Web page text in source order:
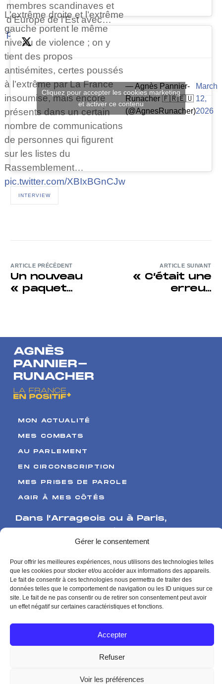
Gérer le consentement
Pour offrir les meilleures expériences, nous utilisons des technologies telles
que les cookies pour stocker et/ou accéder aux informations des appareils.
Le fait de consentir à ces technologies nous permettra de traiter des
données telles que le comportement de navigation ou les ID uniques sur ce
site. Le fait de ne pas consentir ou de retirer son consentement peut avoir
un effet négatif sur certaines caractéristiques et fonctions.
Accepter
Refuser
Voir les préférences
membres scandinaves et
d’Europe de l’Est avec…
pic.twitter.com/8JcXG1iZhD
L’extrême droite et l’extrême
gauche portent le même
niveau de violence ; on y
tient des propos
antisémites, certes poussés
à l’extrême par La France
insoumise, mais encore
présents dans un certain
nombre de communications
de personnes qui figurent
sur les listes du
Rassemblement…
pic.twitter.com/XBIxBGnCJw
— Agnès Pannier-
Runacher 🇫🇷🇪🇺
(@AgnesRunacher)
March
12,
2026
Cliquez pour accepter les cookies marketing
et activer ce contenu
INTERVIEW
ARTICLE PRÉCÉDENT
Un nouveau
« paquet
ARTICLE SUIVANT
« C’était une
erreur
un virage à
MON ACTUALITÉ
MES COMBATS
AU PARLEMENT
EN CIRCONSCRIPTION
MES PRISES DE PAROLE
AGIR À MES CÔTÉS
Dans l’Arrageois ou à Paris,
Venez me rencontrer
62000 Arras
126 rue de l’Université
75007 Paris
Me contacter
Politique de Confidentialité
© Agnès Pannier-Runacher Site officiel 2026